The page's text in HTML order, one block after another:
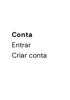
Conta
Entrar
Criar conta